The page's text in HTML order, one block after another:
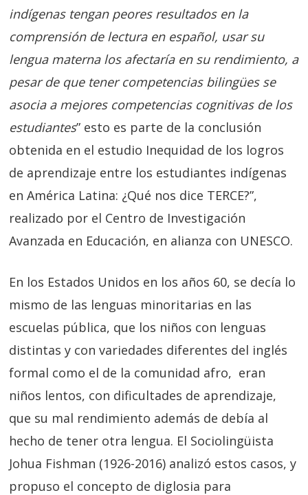
indígenas tengan peores resultados en la
comprensión de lectura en español, usar su
lengua materna los afectaría en su rendimiento, a
pesar de que tener competencias bilingües se
asocia a mejores competencias cognitivas de los
estudiantes” esto es parte de la conclusión
obtenida en el estudio Inequidad de los logros
de aprendizaje entre los estudiantes indígenas
en América Latina: ¿Qué nos dice TERCE?”,
realizado por el Centro de Investigación
Avanzada en Educación, en alianza con UNESCO.
En los Estados Unidos en los años 60, se decía lo
mismo de las lenguas minoritarias en las
escuelas pública, que los niños con lenguas
distintas y con variedades diferentes del inglés
formal como el de la comunidad afro, eran
niños lentos, con dificultades de aprendizaje,
que su mal rendimiento además de debía al
hecho de tener otra lengua. El Sociolingüista
Johua Fishman (1926-2016) analizó estos casos, y
propuso el concepto de diglosia para